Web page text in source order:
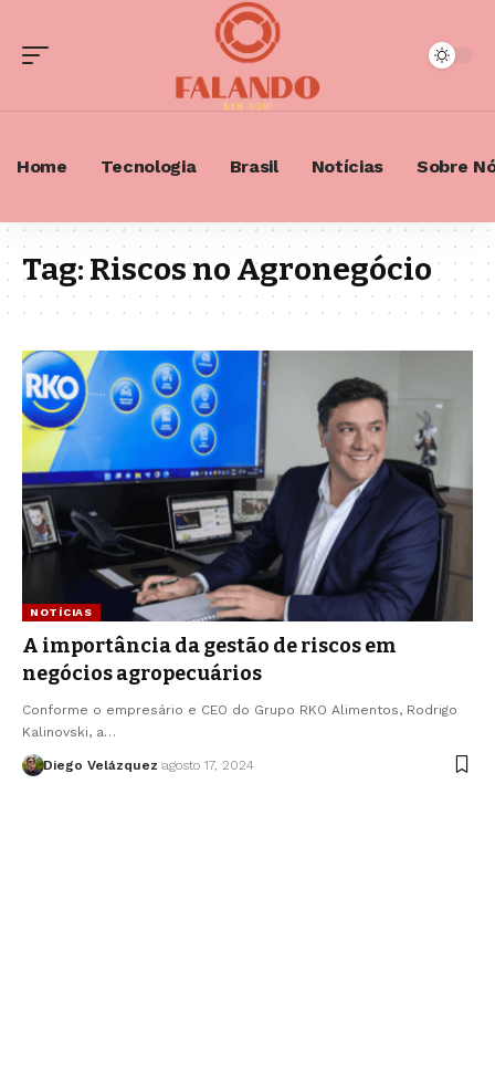
Home Tecnologia Brasil Notícias Sobre
Tag:Riscos no Agronegócio
NOTÍCIAS
A importância da gestão de riscos em
negócios agropecuários
Conforme o empresário e CEO do Grupo RKO Alimentos, Rodrigo
Kalinovski, a…
Diego Velázquez agosto 17, 2024